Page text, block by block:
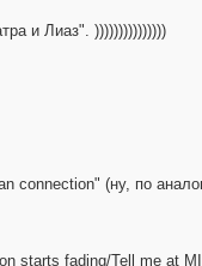
и Лиаз". )))))))))))))))
connection" (ну, по
starts fading/Tell me at